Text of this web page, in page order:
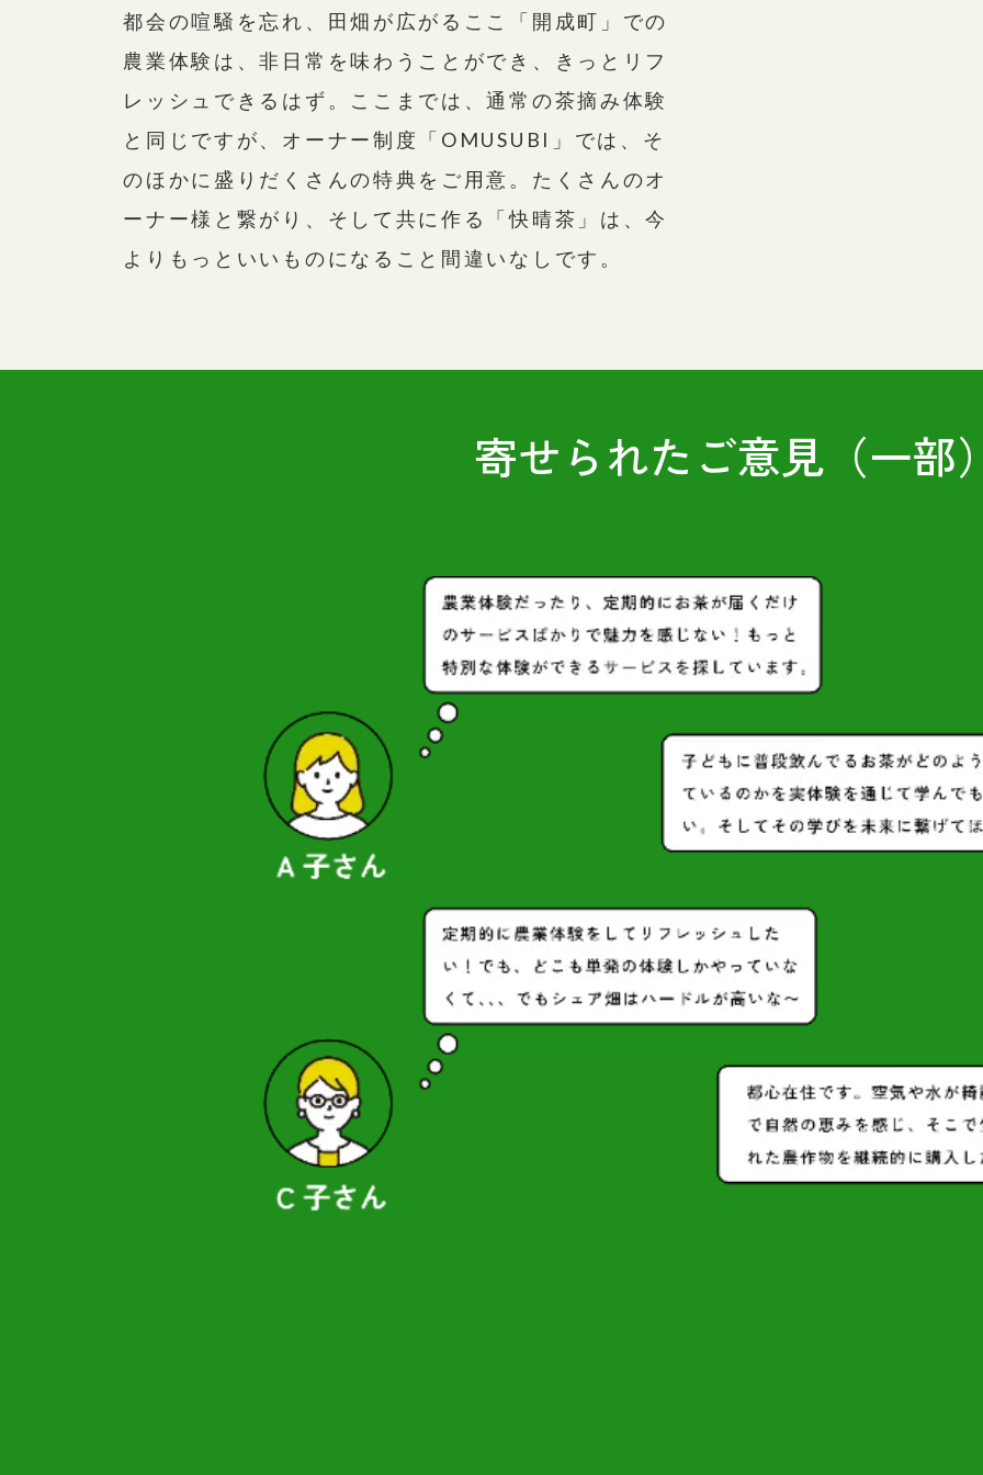
都会の喧騒を忘れ、田畑が広がるここ「開成町」での
農業体験は、非日常を味わうことができ、きっとリフ
レッシュできるはず。ここまでは、通常の茶摘み体験
と同じですが、オーナー制度「OMUSUBI」では、そ
のほかに盛りだくさんの特典をご用意。たくさんのオ
ーナー様と繋がり、そして共に作る「快晴茶」は、今
よりもっといいものになること間違いなしです。
寄せられたご意見（一部